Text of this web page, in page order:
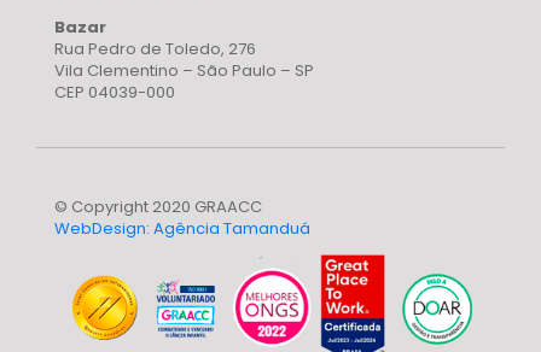
Bazar
Rua Pedro de Toledo, 276
Vila Clementino – São Paulo – SP
CEP 04039-000
© Copyright 2020 GRAACC
WebDesign: Agência Tamanduá